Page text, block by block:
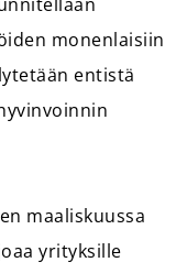
monenlaisiin
entistä
maaliskuussa
yrityksille